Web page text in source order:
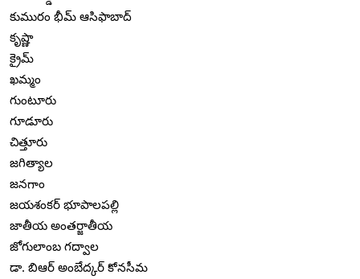
కుమురం భీమ్ ఆసిఫాబాద్
కృష్ణా
క్రైమ్
ఖమ్మం
గుంటూరు
గూడూరు
చిత్తూరు
జగిత్యాల
జనగాం
జయశంకర్ భూపాలపల్లి
జాతీయ అంతర్జాతీయ
జోగులాంబ గద్వాల
డా. బిఆర్ అంబేద్కర్ కోనసీమ